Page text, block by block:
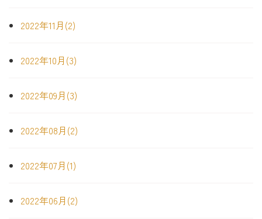
2022年11月(2)
2022年10月(3)
2022年09月(3)
2022年08月(2)
2022年07月(1)
2022年06月(2)